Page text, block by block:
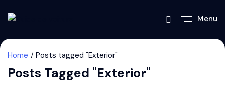
Menu
Home Posts tagged "Exterior"
Posts Tagged "Exterior"